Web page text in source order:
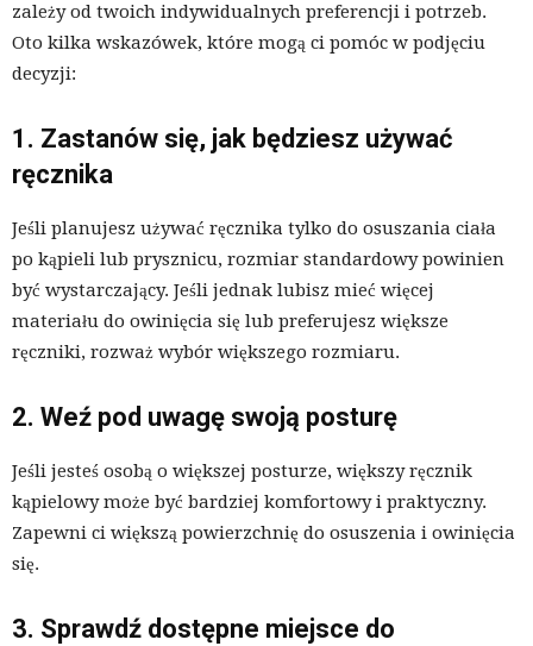
zależy od twoich indywidualnych preferencji i potrzeb.
Oto kilka wskazówek, które mogą ci pomóc w podjęciu
decyzji:
1. Zastanów się, jak będziesz używać
ręcznika
Jeśli planujesz używać ręcznika tylko do osuszania ciała
po kąpieli lub prysznicu, rozmiar standardowy powinien
być wystarczający. Jeśli jednak lubisz mieć więcej
materiału do owinięcia się lub preferujesz większe
ręczniki, rozważ wybór większego rozmiaru.
2. Weź pod uwagę swoją posturę
Jeśli jesteś osobą o większej posturze, większy ręcznik
kąpielowy może być bardziej komfortowy i praktyczny.
Zapewni ci większą powierzchnię do osuszenia i owinięcia
się.
3. Sprawdź dostępne miejsce do